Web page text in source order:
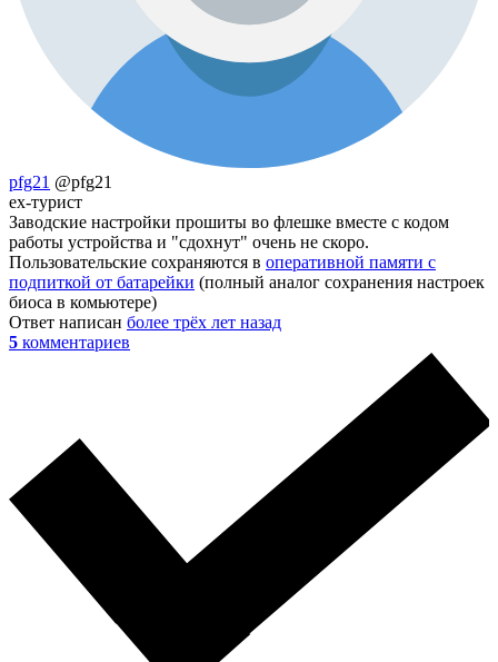
pfg21 @pfg21
ex-турист
Заводские настройки прошиты во флешке вместе с кодом
работы устройства и "сдохнут" очень не скоро.
Пользовательские сохраняются в оперативной памяти с
подпиткой от батарейки (полный аналог сохранения настроек
биоса в комьютере)
Ответ написан более трёх лет назад
5 комментариев